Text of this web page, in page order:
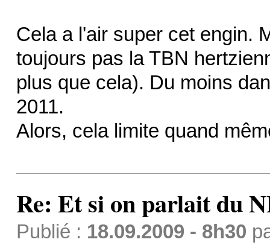
Cela a l'air super cet engin.
toujours pas la TBN
plus que cela). Du moins
2011.
Alors, cela limite quand
Re: Et si on parlait du
Publié : 18.09.2009 - 8h30